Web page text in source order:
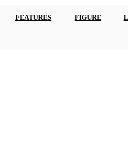
FEATURES FIGURE